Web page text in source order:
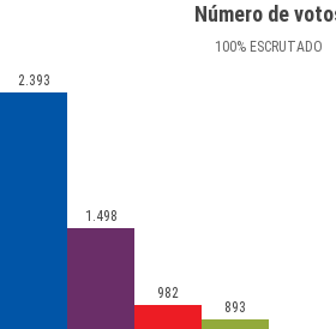
Número de
100% ESCRUTADO
2.393
1.498
982
893